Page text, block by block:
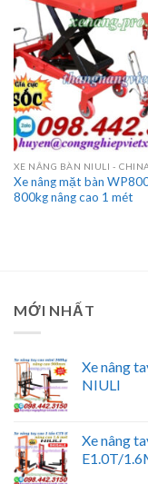
XE NÂNG BÀN NIULI -
Xe nâng mặt bàn
800kg nâng cao 1 mét
MỚI NHẤT
Xe nâng
NIULI
Xe nâng
E1.0T/